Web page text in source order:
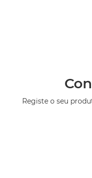
Registe o seu